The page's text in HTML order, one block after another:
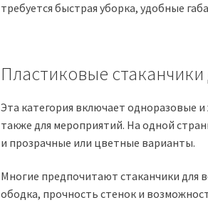
требуется быстрая уборка, удобные
Пластиковые
Эта категория включает одноразовые
также для мероприятий. На одной
и прозрачные или цветные варианты.
Многие предпочитают стаканчики для
ободка, прочность стенок и